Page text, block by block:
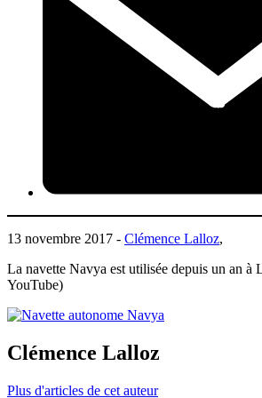
13 novembre 2017 - Clémence Lalloz,
La navette Navya est utilisée depuis un an à
YouTube)
Clémence Lalloz
Plus d'articles de cet auteur